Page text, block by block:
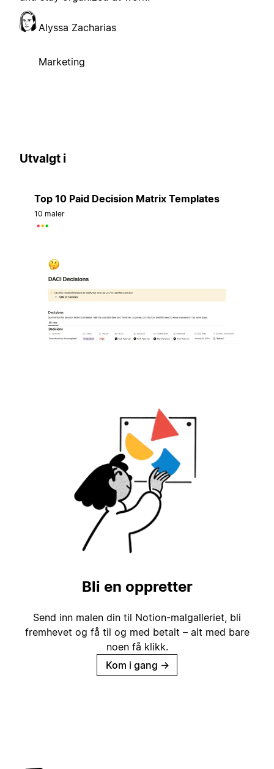
Alyssa Zacharias
Marketing
Utvalgt i
Top 10 Paid Decision Matrix Templates
10 maler
Bli en oppretter
Send inn malen din til Notion-malgalleriet, bli
fremhevet og få til og med betalt – alt med bare
noen få klikk.
Kom i gang →